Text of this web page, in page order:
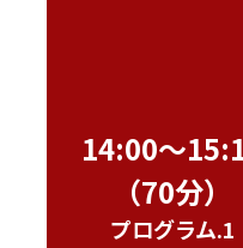
14:00～
（70分）
プログラム.1